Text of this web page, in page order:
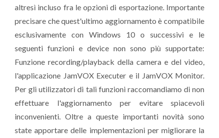
altresì incluso fra le opzioni di esportazione. Importante
precisare che quest'ultimo aggiornamento è compatibile
esclusivamente con Windows 10 o successivi e le
seguenti funzioni e device non sono più supportate:
Funzione recording/playback della camera e del video,
l'applicazione JamVOX Executer e il JamVOX Monitor.
Per gli utilizzatori di tali funzioni raccomandiamo di non
effettuare l'aggiornamento per evitare spiacevoli
inconvenienti. Oltre a queste importanti novità sono
state apportare delle implementazioni per migliorare la